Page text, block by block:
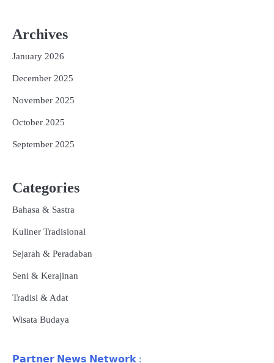
Archives
January 2026
December 2025
November 2025
October 2025
September 2025
Categories
Bahasa & Sastra
Kuliner Tradisional
Sejarah & Peradaban
Seni & Kerajinan
Tradisi & Adat
Wisata Budaya
𝗣𝗮𝗿𝘁𝗻𝗲𝗿 𝗡𝗲𝘄𝘀 𝗡𝗲𝘁𝘄𝗼𝗿𝗸 :